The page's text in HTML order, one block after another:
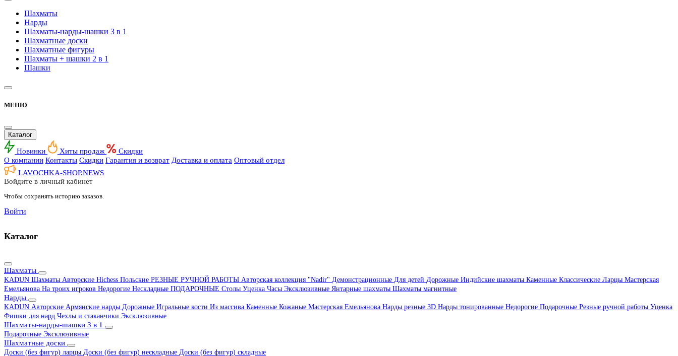
Шахматы
Нарды
Шахматы-нарды-шашки 3 в 1
Шахматные доски
Шахматные фигуры
Шахматы + шашки 2 в 1
Шашки
МЕНЮ
Каталог
Новинки Хиты продаж
Скидки
О компании Контакты Скидки Гарантия и возврат Доставка и оплата Оптовый отдел
LAVOCHKA-SHOP.NEWS
Войдите в личный кабинет
Чтобы сохранять историю заказов.
Войти
Каталог
Шахматы
KADUN Шахматы Авторские Hichess Польские РЕЗНЫЕ РУЧНОЙ РАБОТЫ Авторская коллекция "Nadir" Демонстрационные Для детей Дорожные Индийские шахматы Каменные Классические Ларцы Мастерская
Емельянова На троих игроков Недорогие Нескладные ПОДАРОЧНЫЕ Столы Уценка Часы Эксклюзивные Янтарные шахматы Шахматы магнитные
Нарды
KADUN Авторские Армянские нарды Дорожные Игральные кости Из массива Каменные Кожаные Мастерская Емельянова Нарды резные 3D Нарды тонированные Недорогие Подарочные Резные ручной работы Уценка
Фишки для нард Чехлы и стаканчики Эксклюзивные
Шахматы-нарды-шашки 3 в 1
Подарочные Эксклюзивные
Шахматные доски
Доски (без фигур) ларцы Доски (без фигур) нескладные Доски (без фигур) складные